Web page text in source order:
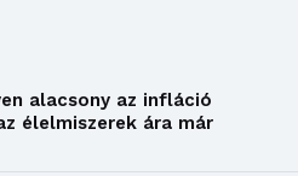
alacsony az infláció
élelmiszerek ára már